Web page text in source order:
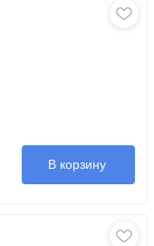
В корзину